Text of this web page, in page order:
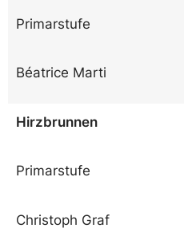
Primarstufe
Béatrice Marti
Hirzbrunnen
Primarstufe
Christoph Graf